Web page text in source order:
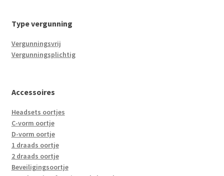
Type vergunning
Vergunningsvrij
Vergunningsplichtig
Accessoires
Headsets oortjes
C-vorm oortje
D-vorm oortje
1 draads oortje
2 draads oortje
Beveiligingsoortje